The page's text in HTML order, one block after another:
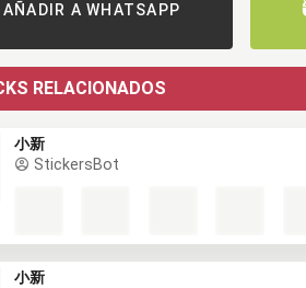
AÑADIR A WHATSAPP
RELACIONADOS
小新
StickersBot
小新